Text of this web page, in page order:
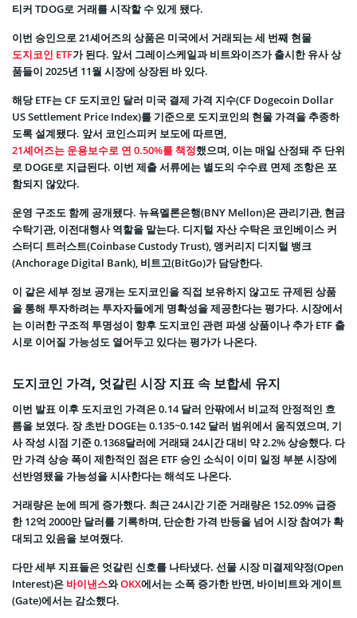
티커 TDOG로 거래를 시작할 수 있게 됐다.
이번 승인으로 21셰어즈의 상품은 미국에서 거래되는 세 번째 현물
도지코인 ETF가 된다. 앞서 그레이스케일과 비트와이즈가 출시한 유사 상
품들이 2025년 11월 시장에 상장된 바 있다.
해당 ETF는 CF 도지코인 달러 미국 결제 가격 지수(CF Dogecoin Dollar
US Settlement Price Index)를 기준으로 도지코인의 현물 가격을 추종하
도록 설계됐다. 앞서 코인스피커 보도에 따르면,
21셰어즈는 운용보수로 연 0.50%를 책정했으며, 이는 매일 산정돼 주 단위
로 DOGE로 지급된다. 이번 제출 서류에는 별도의 수수료 면제 조항은 포
함되지 않았다.
운영 구조도 함께 공개됐다. 뉴욕멜론은행(BNY Mellon)은 관리기관, 현금
수탁기관, 이전대행사 역할을 맡는다. 디지털 자산 수탁은 코인베이스 커
스터디 트러스트(Coinbase Custody Trust), 앵커리지 디지털 뱅크
(Anchorage Digital Bank), 비트고(BitGo)가 담당한다.
이 같은 세부 정보 공개는 도지코인을 직접 보유하지 않고도 규제된 상품
을 통해 투자하려는 투자자들에게 명확성을 제공한다는 평가다. 시장에서
는 이러한 구조적 투명성이 향후 도지코인 관련 파생 상품이나 추가 ETF 출
시로 이어질 가능성도 열어두고 있다는 평가가 나온다.
도지코인 가격, 엇갈린 시장 지표 속 보합세 유지
이번 발표 이후 도지코인 가격은 0.14 달러 안팎에서 비교적 안정적인 흐
름을 보였다. 장 초반 DOGE는 0.135~0.142 달러 범위에서 움직였으며, 기
사 작성 시점 기준 0.1368달러에 거래돼 24시간 대비 약 2.2% 상승했다. 다
만 가격 상승 폭이 제한적인 점은 ETF 승인 소식이 이미 일정 부분 시장에
선반영됐을 가능성을 시사한다는 해석도 나온다.
거래량은 눈에 띄게 증가했다. 최근 24시간 기준 거래량은 152.09% 급증
한 12억 2000만 달러를 기록하며, 단순한 가격 반등을 넘어 시장 참여가 확
대되고 있음을 보여줬다.
다만 세부 지표들은 엇갈린 신호를 나타냈다. 선물 시장 미결제약정(Open
Interest)은 바이낸스와OKX에서는 소폭 증가한 반면, 바이비트와 게이트
(Gate)에서는 감소했다.